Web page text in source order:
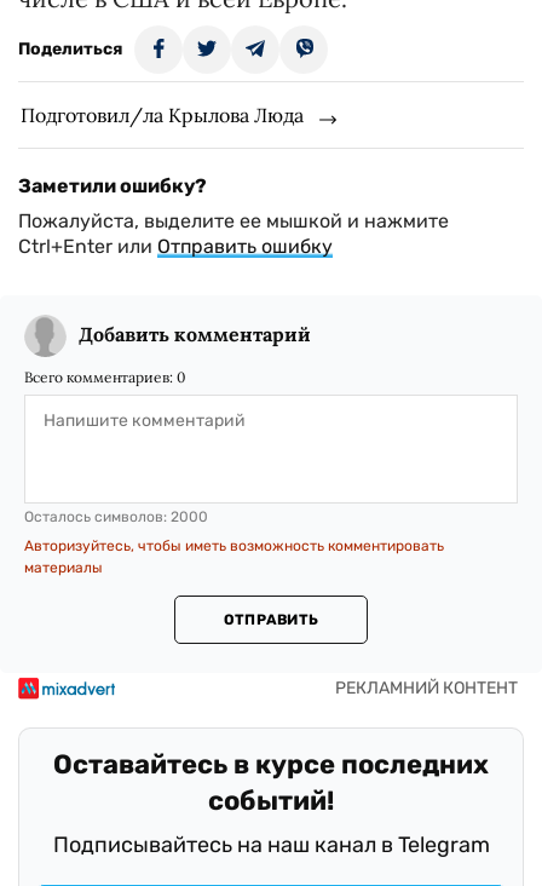
Поделиться
Подготовил/ла Крылова Люда
Заметили ошибку?
Пожалуйста, выделите ее мышкой и нажмите
Ctrl+Enter или Отправить ошибку
Добавить комментарий
Всего комментариев: 0
Осталось символов: 2000
Авторизуйтесь, чтобы иметь возможность комментировать
материалы
ОТПРАВИТЬ
Оставайтесь в курсе последних
событий!
Подписывайтесь на наш канал в Telegram